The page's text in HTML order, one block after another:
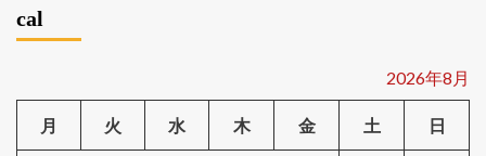
cal
2026年8月
月 火 水 木 金 土 日